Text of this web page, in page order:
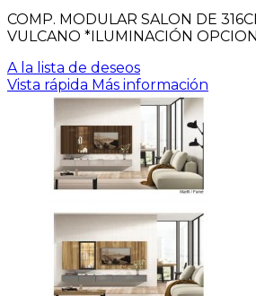
COMP. MODULAR SALON DE
VULCANO *ILUMINACIÓN
A la lista de deseos
Vista rápida Más información